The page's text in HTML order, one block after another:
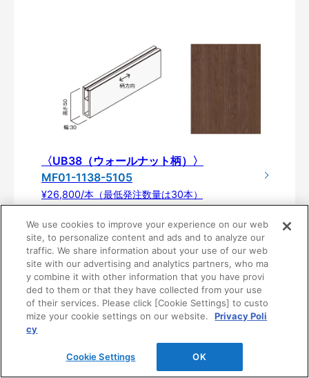
〈UB38（ウォールナット柄）〉
MF01-1138-5105
¥26,800/本（最低発注数量は30本）
製品仕様
We use cookies to improve your experience on our web
site, to personalize content and ads and to analyze our
traffic. We share information about your use of our web
site with our advertising and analytics partners, who ma
y combine it with other information that you have provi
ded to them or that they have collected from your use
of their services. Please click [Cookie Settings] to custo
mize your cookie settings on our website.
Privacy Poli
cy
Cookie Settings OK